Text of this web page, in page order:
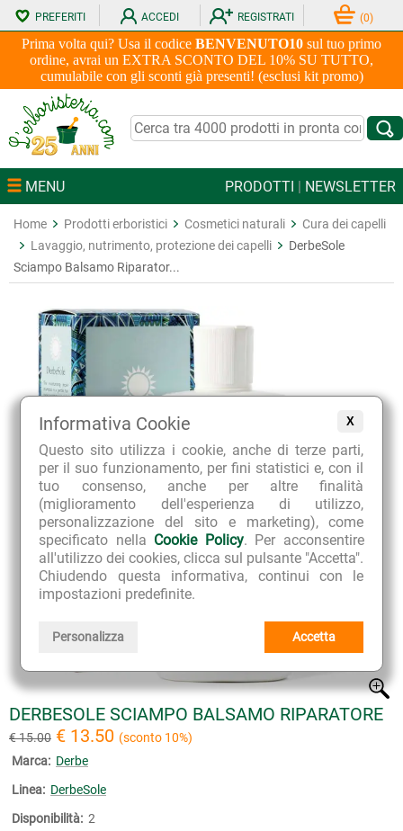
X
Informativa Cookie
Questo sito utilizza i cookie, anche di terze parti,
per il suo funzionamento, per fini statistici e, con il
tuo consenso, anche per altre finalità
(miglioramento dell'esperienza di utilizzo,
personalizzazione del sito e marketing), come
specificato nella Cookie Policy. Per acconsentire
all'utilizzo dei cookies, clicca sul pulsante "Accetta".
Chiudendo questa informativa, continui con le
impostazioni predefinite.
Personalizza Accetta
Prima volta qui? Usa il codice BENVENUTO10 sul tuo primo
ordine, avrai un EXTRA SCONTO DEL 10% SU TUTTO,
cumulabile con gli sconti già presenti! (esclusi kit promo)
PREFERITI ACCEDI REGISTRATI (0)
MENU PRODOTTI | NEWSLETTER
Home Prodotti erboristici Cosmetici naturali
Cura dei capelli
Lavaggio, nutrimento, protezione dei capelli
DerbeSole
Sciampo Balsamo Riparator...
DERBESOLE SCIAMPO BALSAMO RIPARATORE
€ 15.00 € 13.50 (sconto 10%)
Marca: Derbe
Linea: DerbeSole
Disponibilità: 2